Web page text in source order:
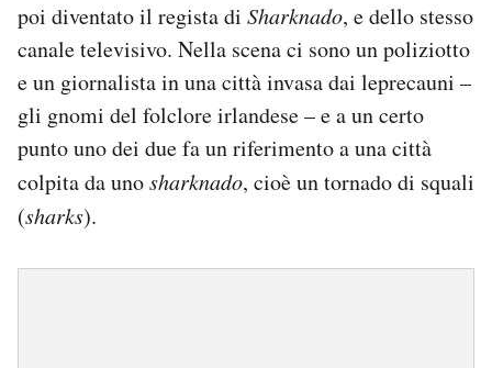
poi diventato il regista di Sharknado, e dello stesso
canale televisivo. Nella scena ci sono un poliziotto
e un giornalista in una città invasa dai leprecauni –
gli gnomi del folclore irlandese – e a un certo
punto uno dei due fa un riferimento a una città
colpita da unosharknado, cioè un tornado di squali
(sharks).